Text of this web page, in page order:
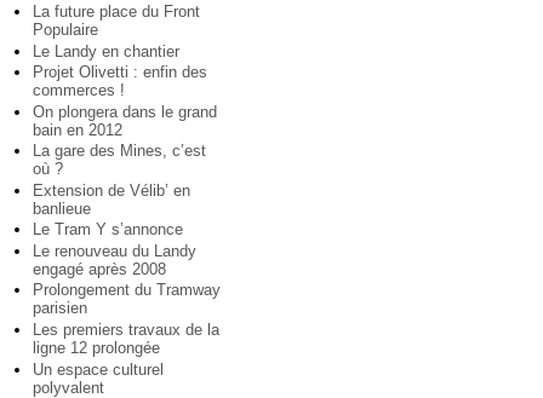
La future place du Front
Populaire
Le Landy en chantier
Projet Olivetti : enfin des
commerces !
On plongera dans le grand
bain en 2012
La gare des Mines, c’est
où ?
Extension de Vélib’ en
banlieue
Le Tram Y s’annonce
Le renouveau du Landy
engagé après 2008
Prolongement du Tramway
parisien
Les premiers travaux de la
ligne 12 prolongée
Un espace culturel
polyvalent